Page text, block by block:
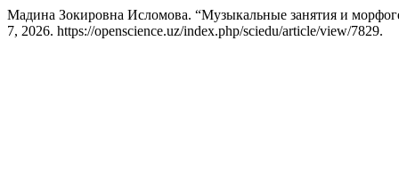
Мадина Зокировна Исломова. “Музыкальные занятия и
7, 2026. https://openscience.uz/index.php/sciedu/article/view/7829.